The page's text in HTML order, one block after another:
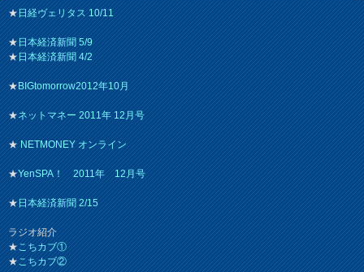
★日経ヴェリタス 10/11
★日本経済新聞 5/9
★日本経済新聞 4/2
★BIGtomorrow2012年10月
★ネットマネー 2011年 12月号
★NETMONEY オンライン
★YenSPA！ 2011年 12月号
★日本経済新聞 2/15
ラジオ紹介
★こちカブ①
★こちカブ②